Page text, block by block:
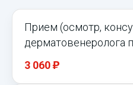
Прием (осмотр,
дерматовенеролога
3 060)